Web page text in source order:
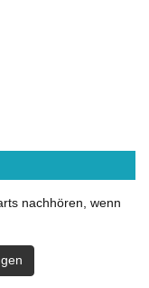
nachhören, wenn